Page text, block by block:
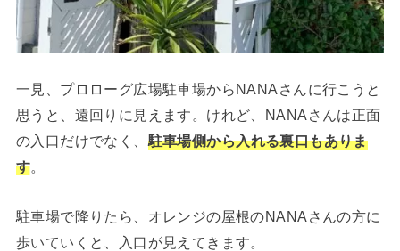
一見、プロローグ広場駐車場からNANAさんに行こうと
思うと、遠回りに見えます。けれど、NANAさんは正面
の入口だけでなく、 駐車場側から入れる裏口もありま
す。
駐車場で降りたら、オレンジの屋根のNANAさんの方に
歩いていくと、入口が見えてきます。